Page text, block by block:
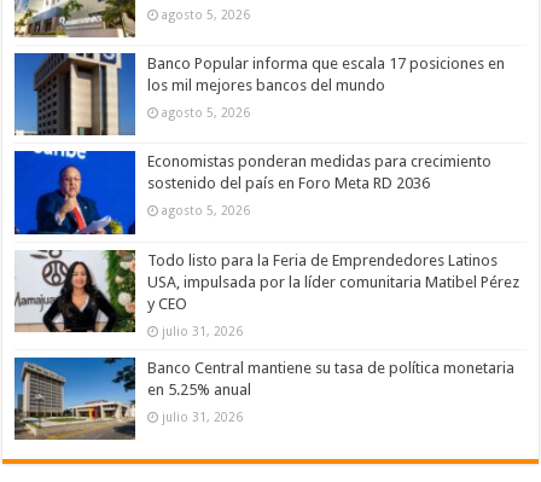
agosto 5, 2026
Banco Popular informa que escala 17 posiciones en
los mil mejores bancos del mundo
agosto 5, 2026
Economistas ponderan medidas para crecimiento
sostenido del país en Foro Meta RD 2036
agosto 5, 2026
Todo listo para la Feria de Emprendedores Latinos
USA, impulsada por la líder comunitaria Matibel Pérez
y CEO
julio 31, 2026
Banco Central mantiene su tasa de política monetaria
en 5.25% anual
julio 31, 2026